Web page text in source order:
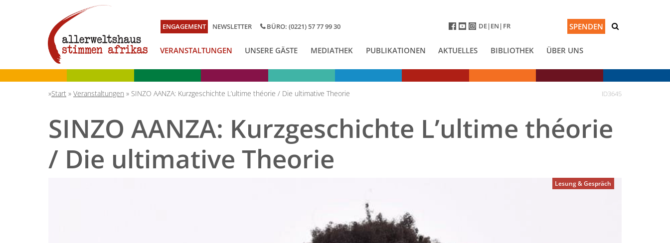
BÜRO: (0221) 57 77 99 30 SPENDEN
ENGAGEMENT NEWSLETTER DE EN FR
VERANSTALTUNGEN UNSERE GÄSTE MEDIATHEK PUBLIKATIONEN AKTUELLES BIBLIOTHEK ÜBER UNS
Start » Veranstaltungen » SINZO AANZA: Kurzgeschichte L’ultime théorie / Die ultimative Theorie ID3645
SINZO AANZA: Kurzgeschichte L’ultime théorie
/ Die ultimative Theorie
Lesung & Gespräch